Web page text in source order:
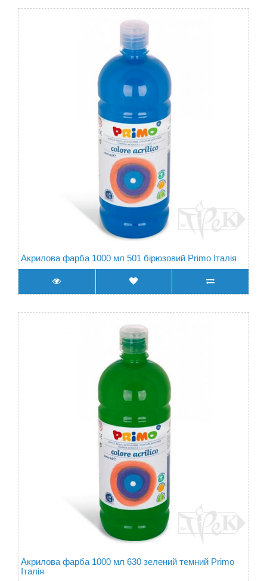
Акрилова фарба 1000 мл 501 бірюзовий Primo Італія
Акрилова фарба 1000 мл 630 зелений темний Primo
Італія